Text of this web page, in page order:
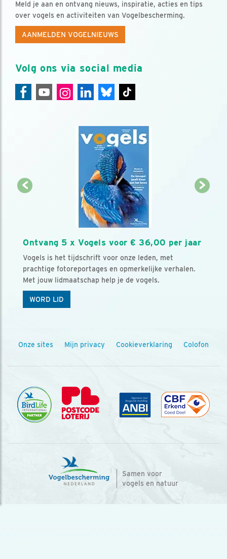
Meld je aan en ontvang nieuws, inspiratie, acties en tips
over vogels en activiteiten van Vogelbescherming.
AANMELDEN VOGELNIEUWS
Volg ons via social media
Ontvang 5 x Vogels voor € 36,00 per jaar
Vogels is het tijdschrift voor onze leden, met
prachtige fotoreportages en opmerkelijke verhalen.
Met jouw lidmaatschap help je de vogels.
WORD LID
Onze sites Mijn privacy Cookieverklaring Colofon
Samen voor
vogels en natuur